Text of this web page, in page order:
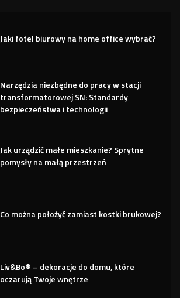
Jaki fotel biurowy na home office wybrać?
Narzędzia niezbędne do pracy w stacji
transformatorowej SN: Standardy
bezpieczeństwa i technologii
Jak urządzić małe mieszkanie? Sprytne
pomysły na małą przestrzeń
Co można położyć zamiast kostki brukowej?
Liv&Bo® – dekoracje do domu, które
oczarują Twoje wnętrze